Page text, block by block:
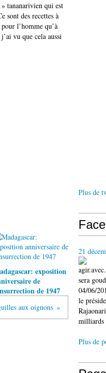
tananarivien qui est
sont des recettes à
l’homme qu’à
vu que cela aussi
exposition
de
de 1947
aux oignons
Plus de
21
sera
04/06/
le
milliards
Plus de